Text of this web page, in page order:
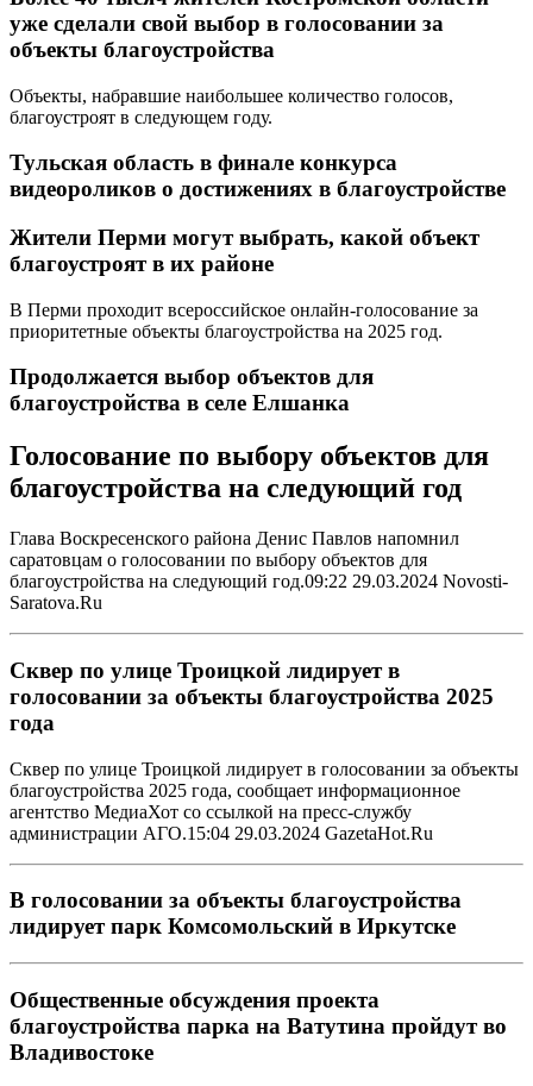
уже сделали свой выбор в голосовании за
объекты благоустройства
Объекты, набравшие наибольшее количество голосов,
благоустроят в следующем году.
Тульская область в финале конкурса
видеороликов о достижениях в благоустройстве
Жители Перми могут выбрать, какой объект
благоустроят в их районе
В Перми проходит всероссийское онлайн-голосование за
приоритетные объекты благоустройства на 2025 год.
Продолжается выбор объектов для
благоустройства в селе Елшанка
Голосование по выбору объектов для
благоустройства на следующий год
Глава Воскресенского района Денис Павлов напомнил
саратовцам о голосовании по выбору объектов для
благоустройства на следующий год.09:22 29.03.2024 Novosti-
Saratova.Ru
Сквер по улице Троицкой лидирует в
голосовании за объекты благоустройства 2025
года
Сквер по улице Троицкой лидирует в голосовании за объекты
благоустройства 2025 года, сообщает информационное
агентство МедиаХот со ссылкой на пресс-службу
администрации АГО.15:04 29.03.2024 GazetaHot.Ru
В голосовании за объекты благоустройства
лидирует парк Комсомольский в Иркутске
Общественные обсуждения проекта
благоустройства парка на Ватутина пройдут во
Владивостоке